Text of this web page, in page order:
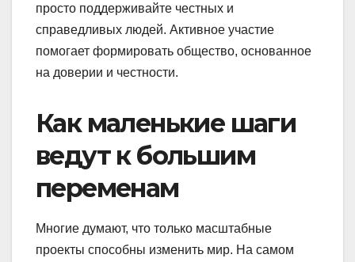
просто поддерживайте честных и
справедливых людей. Активное участие
помогает формировать общество, основанное
на доверии и честности.
Как маленькие шаги
ведут к большим
переменам
Многие думают, что только масштабные
проекты способны изменить мир. На самом